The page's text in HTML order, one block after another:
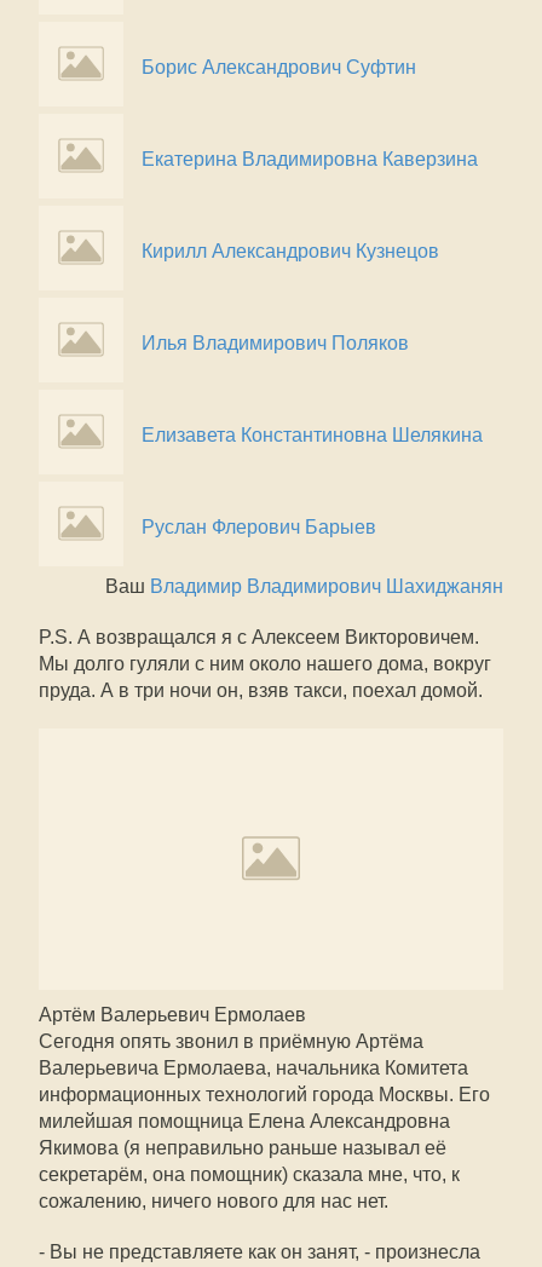
Борис Александрович Суфтин
Екатерина Владимировна Каверзина
Кирилл Александрович Кузнецов
Илья Владимирович Поляков
Елизавета Константиновна Шелякина
Руслан Флерович Барыев
Ваш Владимир Владимирович Шахиджанян
P.S. А возвращался я с Алексеем Викторовичем.
Мы долго гуляли с ним около нашего дома, вокруг
пруда. А в три ночи он, взяв такси, поехал домой.
Артём Валерьевич Ермолаев
Сегодня опять звонил в приёмную Артёма
Валерьевича Ермолаева, начальника Комитета
информационных технологий города Москвы. Его
милейшая помощница Елена Александровна
Якимова (я неправильно раньше называл её
секретарём, она помощник) сказала мне, что, к
сожалению, ничего нового для нас нет.
- Вы не представляете как он занят, - произнесла